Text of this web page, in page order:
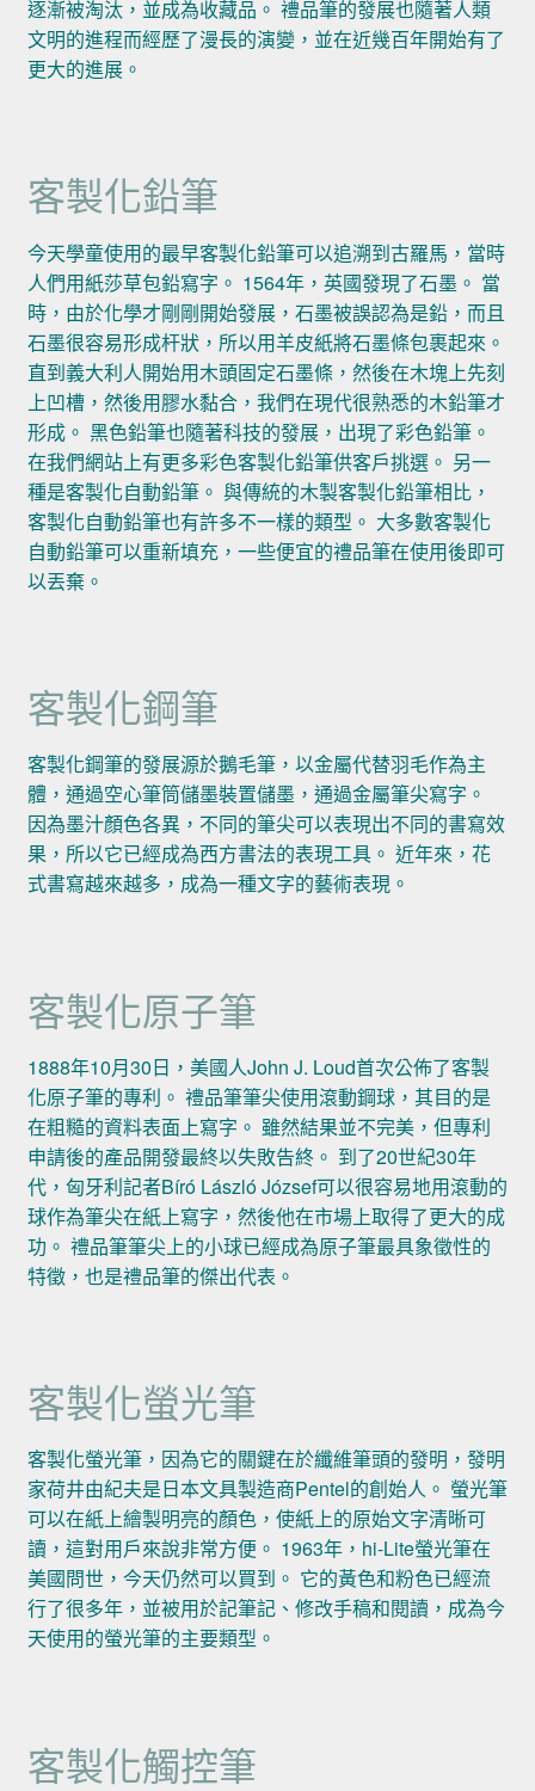
逐漸被淘汰，並成為收藏品。 禮品筆的發展也隨著人類
文明的進程而經歷了漫長的演變，並在近幾百年開始有了
更大的進展。
客製化鉛筆
今天學童使用的最早客製化鉛筆可以追溯到古羅馬，當時
人們用紙莎草包鉛寫字。 1564年，英國發現了石墨。 當
時，由於化學才剛剛開始發展，石墨被誤認為是鉛，而且
石墨很容易形成杆狀，所以用羊皮紙將石墨條包裹起來。
直到義大利人開始用木頭固定石墨條，然後在木塊上先刻
上凹槽，然後用膠水黏合，我們在現代很熟悉的木鉛筆才
形成。 黑色鉛筆也隨著科技的發展，出現了彩色鉛筆。
在我們網站上有更多彩色客製化鉛筆供客戶挑選。 另一
種是客製化自動鉛筆。 與傳統的木製客製化鉛筆相比，
客製化自動鉛筆也有許多不一樣的類型。 大多數客製化
自動鉛筆可以重新填充，一些便宜的禮品筆在使用後即可
以丟棄。
客製化鋼筆
客製化鋼筆的發展源於鵝毛筆，以金屬代替羽毛作為主
體，通過空心筆筒儲墨裝置儲墨，通過金屬筆尖寫字。
因為墨汁顏色各異，不同的筆尖可以表現出不同的書寫效
果，所以它已經成為西方書法的表現工具。 近年來，花
式書寫越來越多，成為一種文字的藝術表現。
客製化原子筆
1888年10月30日，美國人John J. Loud首次公佈了客製
化原子筆的專利。 禮品筆筆尖使用滾動鋼球，其目的是
在粗糙的資料表面上寫字。 雖然結果並不完美，但專利
申請後的產品開發最終以失敗告終。 到了20世紀30年
代，匈牙利記者Bíró László József可以很容易地用滾動的
球作為筆尖在紙上寫字，然後他在市場上取得了更大的成
功。 禮品筆筆尖上的小球已經成為原子筆最具象徵性的
特徵，也是禮品筆的傑出代表。
客製化螢光筆
客製化螢光筆，因為它的關鍵在於纖維筆頭的發明，發明
家荷井由紀夫是日本文具製造商Pentel的創始人。 螢光筆
可以在紙上繪製明亮的顏色，使紙上的原始文字清晰可
讀，這對用戶來說非常方便。 1963年，hi-Lite螢光筆在
美國問世，今天仍然可以買到。 它的黃色和粉色已經流
行了很多年，並被用於記筆記、修改手稿和閱讀，成為今
天使用的螢光筆的主要類型。
客製化觸控筆